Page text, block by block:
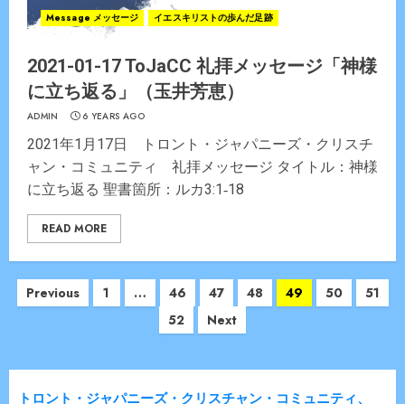
Message メッセージ イエスキリストの歩んだ足跡
2021-01-17 ToJaCC 礼拝メッセージ「神様
に立ち返る」（玉井芳恵）
ADMIN 6 YEARS AGO
2021年1月17日 トロント・ジャパニーズ・クリスチ
ャン・コミュニティ 礼拝メッセージ タイトル：神様
に立ち返る 聖書箇所：ルカ3:1‐18
READ MORE
Posts
Previous 1 … 46 47 48 49 50
51
52
Next
トロント・ジャパニーズ・クリスチャン・コミュニティ、